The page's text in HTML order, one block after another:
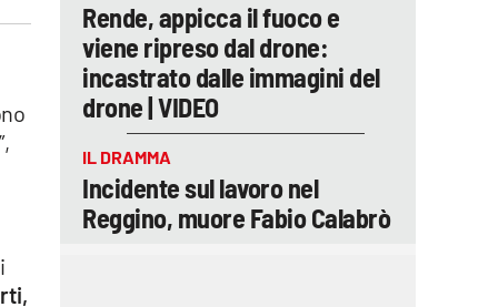
”,
Rende, appicca il fuoco e
viene ripreso dal drone:
incastrato dalle immagini del
drone | VIDEO
IL DRAMMA
Incidente sul lavoro nel
Reggino, muore Fabio Calabrò